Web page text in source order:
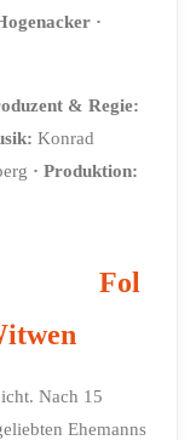
·
& Regie:
Konrad
·Produktion:
Fol
Nach 15
Ehemanns